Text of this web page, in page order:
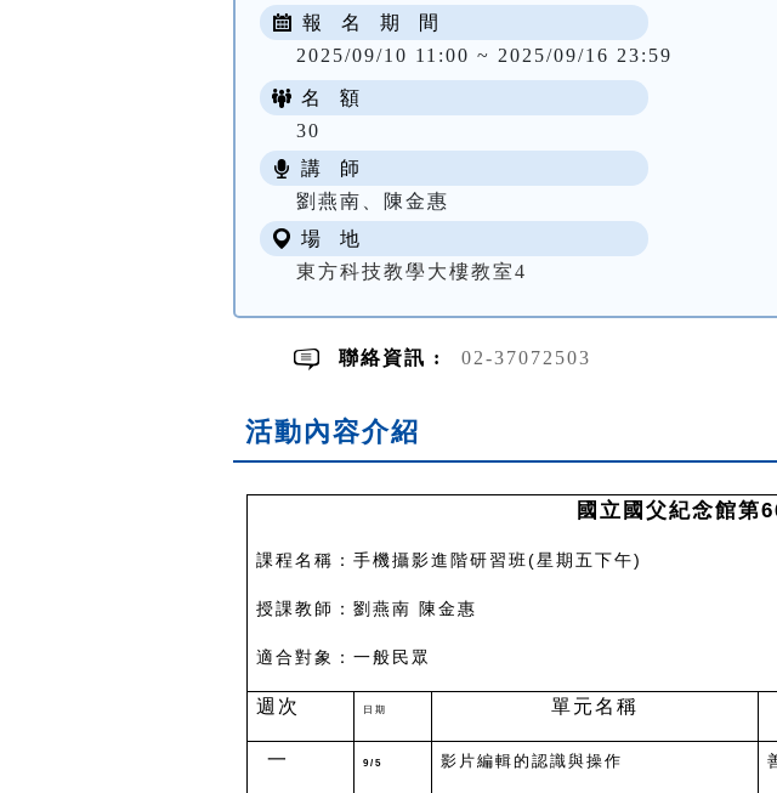
報 名 期 間
2025/09/10 11:00 ~ 2025/09/16 23:59
名 額
30
講 師
劉燕南、陳金惠
場 地
東方科技教學大樓教室4
聯絡資訊 : 02-37072503
活動內容介紹
國立國父紀念館第
課程名稱：手機攝影進階研習班(星期五下午)
授課教師：劉燕南 陳金惠
適合對象：一般民眾
週次 日期 單元名稱
一 9/5 影片編輯的認識與操作